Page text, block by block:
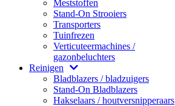
Meststoffen
Stand-On Strooiers
Transporters
Tuinfrezen
Verticuteermachines /
gazonbeluchters
Reinigen
Bladblazers / bladzuigers
Stand-On Bladblazers
Hakselaars / houtversnipperaars